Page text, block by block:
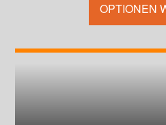
OPTIONEN